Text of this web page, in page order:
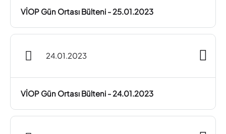
VİOP Gün Ortası Bülteni - 25.01.2023
24.01.2023
VİOP Gün Ortası Bülteni - 24.01.2023